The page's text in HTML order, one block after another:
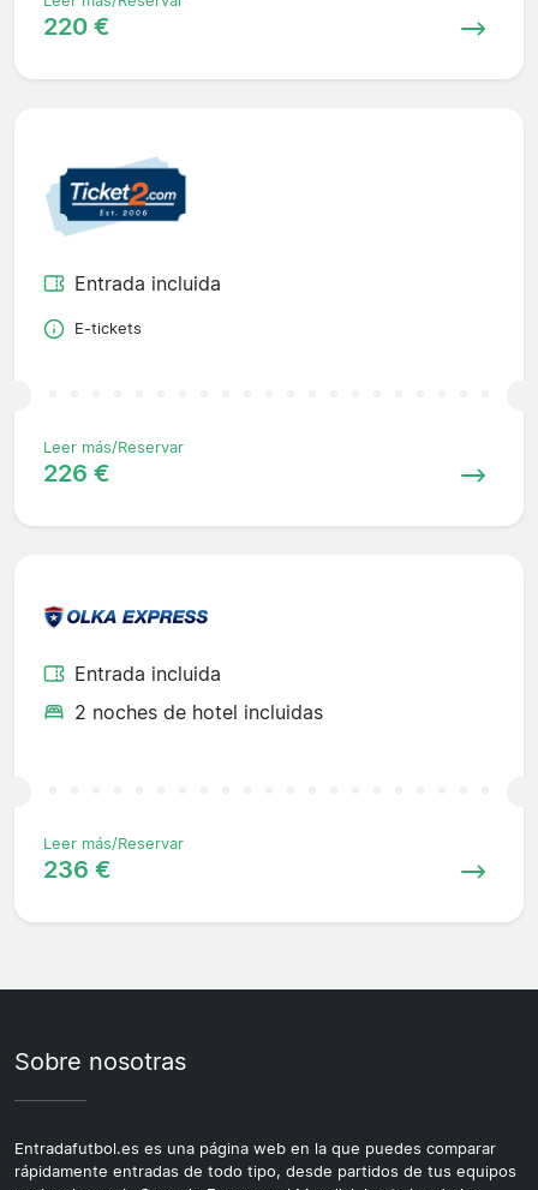
220 €
Entrada incluida
E-tickets
Leer más/Reservar
226 €
Entrada incluida
2 noches de hotel incluidas
Leer más/Reservar
236 €
Sobre nosotras
Entradafutbol.es es una página web en la que puedes comparar
rápidamente entradas de todo tipo, desde partidos de tus equipos